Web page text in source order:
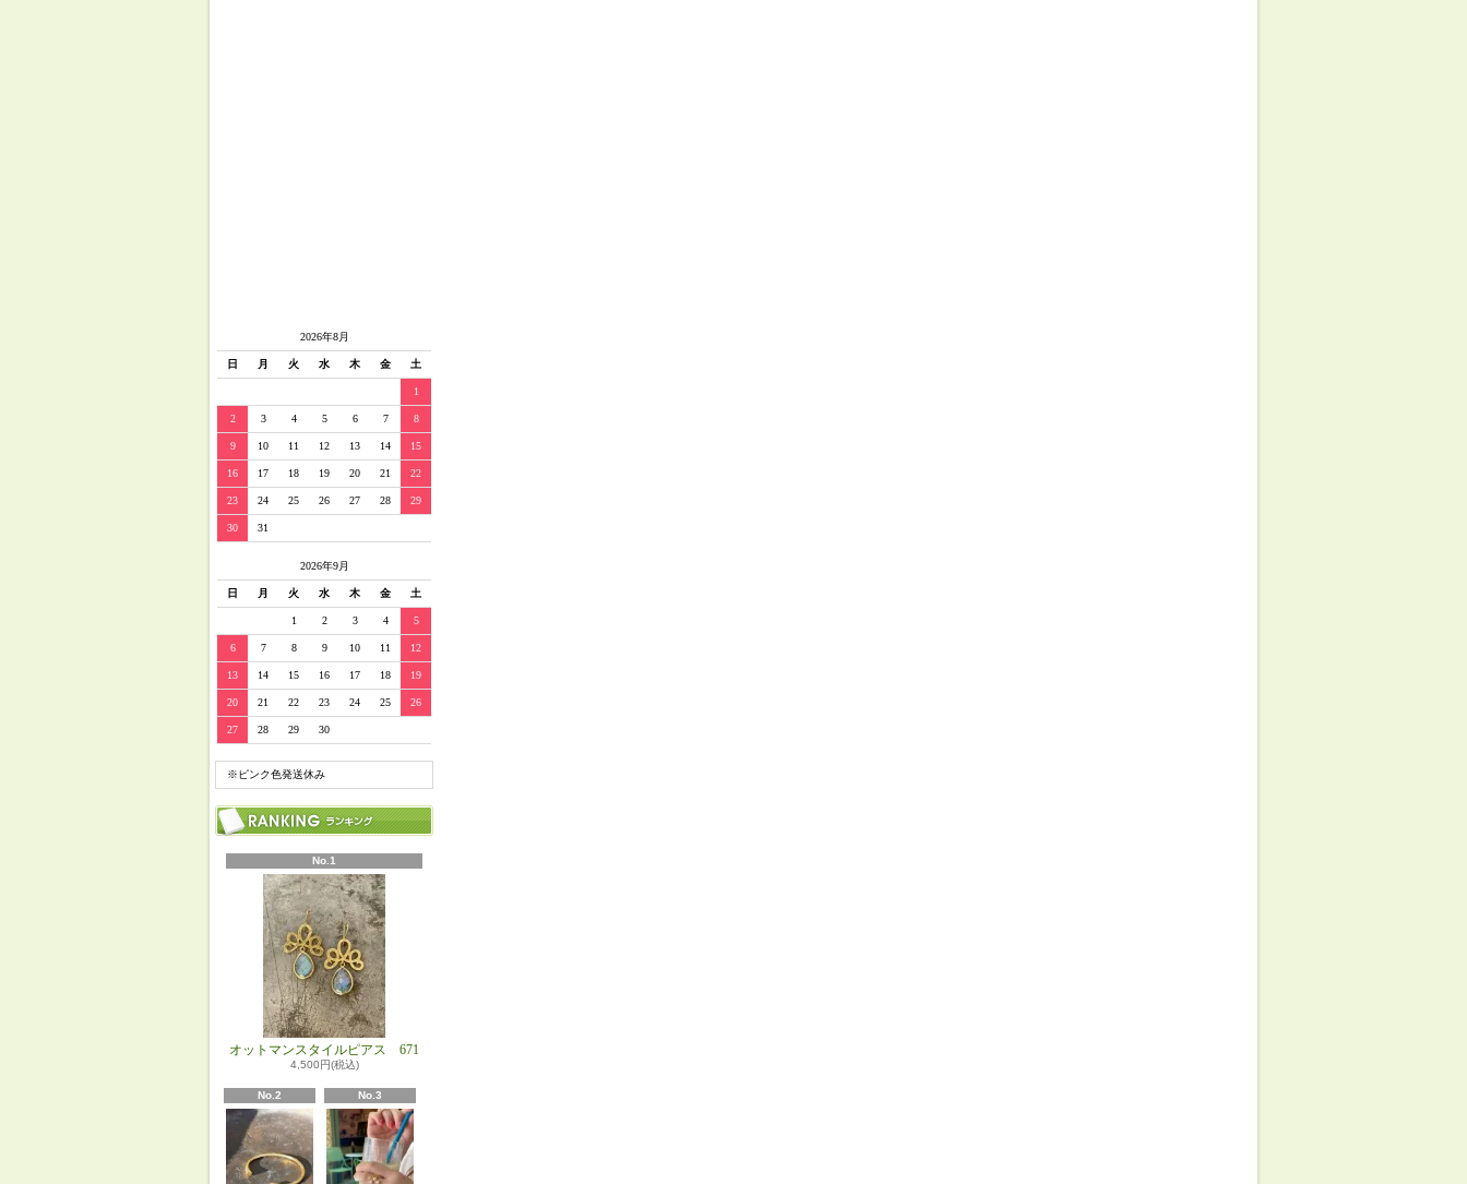
2026年8月
日 月 火 水 木 金 土
1
2 3 4 5 6 7 8
9 10 11 12 13 14 15
16 17 18 19 20 21 22
23 24 25 26 27 28 29
30 31
2026年9月
日 月 火 水 木 金 土
1 2 3 4 5
6 7 8 9 10 11 12
13 14 15 16 17 18 19
20 21 22 23 24 25 26
27 28 29 30
※ピンク色発送休み
No.1
オットマンスタイルピアス 671
4,500円(税込)
No.2 No.3